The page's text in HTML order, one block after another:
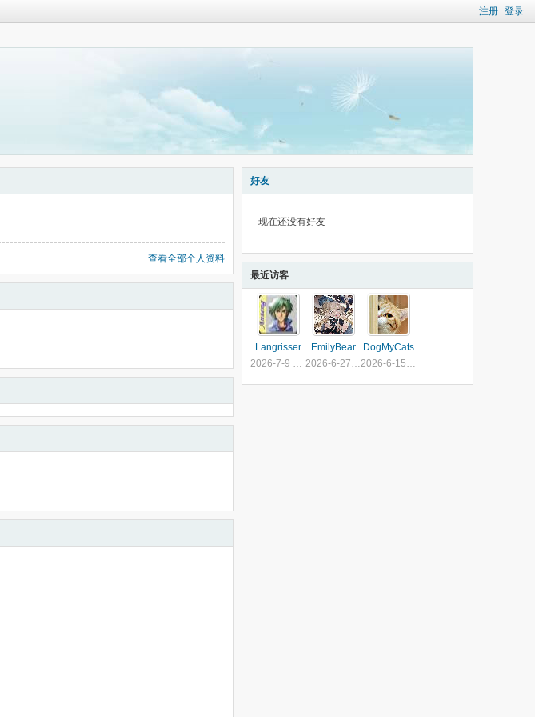
注册 登录
查看全部个人资料
好友
现在还没有好友
最近访客
Langrisser
2026-7-9 11:01
EmilyBear
2026-6-27 14:53
DogMyCats
2026-6-15 15:13